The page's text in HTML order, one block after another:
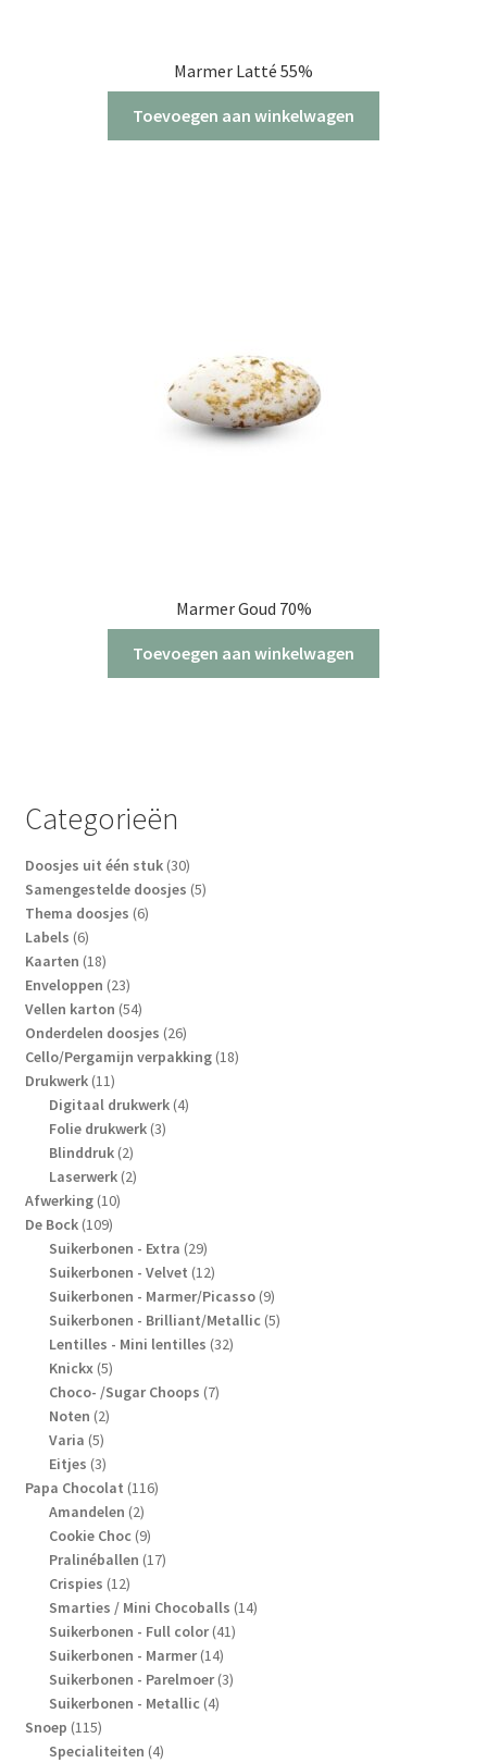
Marmer Latté 55%
Toevoegen aan winkelwagen
Marmer Goud 70%
Toevoegen aan winkelwagen
Categorieën
Doosjes uit één stuk 3030
producten
Samengestelde doosjes 55
Thema doosjes 66
Labels 66
producten
Kaarten 1818
producten
Enveloppen 2323
producten
Vellen karton 5454
producten
Onderdelen doosjes 2626
producten
Cello/Pergamijn verpakking 1818
Drukwerk 1111
producten
Digitaal drukwerk 44
Folie drukwerk 33
Blinddruk 22
producten
Laserwerk 22
Afwerking 1010
De Bock 109109
producten
Suikerbonen - Extra 2929
producten
Suikerbonen - Velvet 1212
producten
Suikerbonen - Marmer/Picasso 99
producten
Suikerbonen - Brilliant/Metallic 55
Lentilles - Mini lentilles 3232
Knickx 55
producten
Choco- /Sugar Choops 77
Noten 22
Varia 55
producten
Eitjes 33
producten
Papa Chocolat 116116
Amandelen 22
producten
Cookie Choc 99
producten
Pralinéballen 1717
Crispies 1212
producten
Smarties / Mini Chocoballs 1414
Suikerbonen - Full color 4141
Suikerbonen - Marmer 1414
producten
Suikerbonen - Parelmoer 33
Suikerbonen - Metallic 44
Snoep 115115
producten
Specialiteiten 44